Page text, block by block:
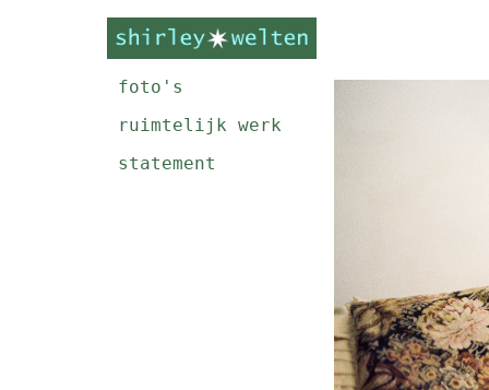
foto's
ruimtelijk werk
statement